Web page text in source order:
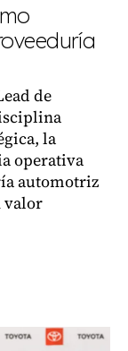
de
la
operativa
automotriz
valor